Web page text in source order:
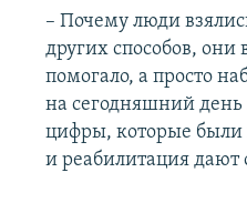
– Почему люди
других способов, они
помогало, а просто
на сегодняшний
цифры, которые были
и реабилитация дают